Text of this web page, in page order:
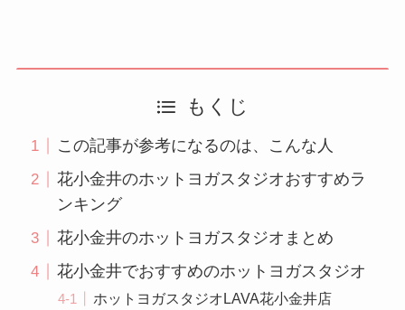
もくじ
この記事が参考になるのは、こんな人
花小金井のホットヨガスタジオおすすめラ
ンキング
花小金井のホットヨガスタジオまとめ
花小金井でおすすめのホットヨガスタジオ
ホットヨガスタジオLAVA花小金井店